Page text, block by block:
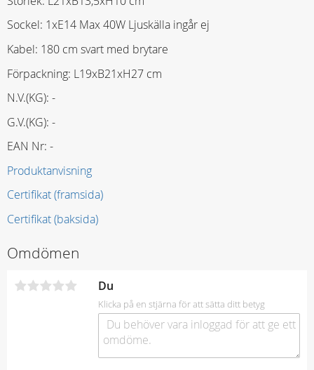
Sockel: 1xE14 Max 40W Ljuskälla ingår ej
Kabel: 180 cm svart med brytare
Förpackning: L19xB21xH27 cm
N.V.(KG): -
G.V.(KG): -
EAN Nr: -
Produktanvisning
Certifikat (framsida)
Certifikat (baksida)
Omdömen
Du
Klicka på en stjärna för att sätta ditt betyg